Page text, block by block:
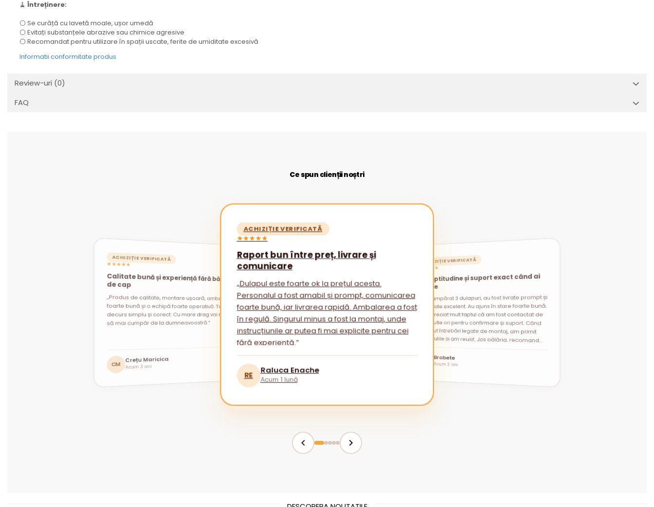
🧹 Întreținere:
⚪ Se curăță cu lavetă moale, ușor umedă
⚪ Evitați substanțele abrazive sau chimice agresive
⚪ Recomandat pentru utilizare în spații uscate, ferite de umiditate excesivă
Informatii conformitate produs
Review-uri (0)
FAQ
Ce spun clienții noștri
ACHIZIȚIE VERIFICATĂ
★★★★★
Raport bun între preț, livrare și
comunicare
„Dulapul este foarte ok la prețul acesta.
Personalul a fost amabil și prompt, comunicarea
foarte bună, iar livrarea rapidă. Ambalarea a fost
în regulă. Singurul minus a fost la montaj, unde
instrucțiunile ar putea fi mai explicite pentru cei
fără experiență.”
RE Raluca Enache
Acum 1 lună
ACHIZIȚIE VERIFICATĂ
★★★★★
Promptitudine și suport exact când ai
nevoie
„Am cumpărat 3 dulapuri, au fost livrate prompt și
ambalate excelent. Au ajuns în stare foarte bună.
Am apreciat mult faptul că am fost contactat de
mai multe ori pentru confirmare și suport. Când
am avut întrebări legate de montaj, am primit
sfaturi utile și am reușit. Jos pălăria, recomand
Brabete
Acum 2 ani
ACHIZIȚIE VERIFICATĂ
★★★★★
Calitate bună și experiență fără bătăi
de cap
„Produs de calitate, montare ușoară, ambalare
foarte bună și o echipă foarte operativă. Totul a
decurs simplu și corect. Cu mare drag voi reveni
să mai cumpăr de la dumneavoastră.”
CM Crețu Maricica
Acum 3 ani